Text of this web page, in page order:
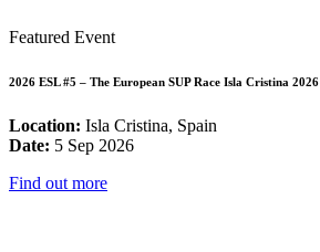
Featured Event
2026 ESL #5 – The European SUP Race Isla Cristina 2026
Location: Isla Cristina, Spain
Date: 5 Sep 2026
Find out more